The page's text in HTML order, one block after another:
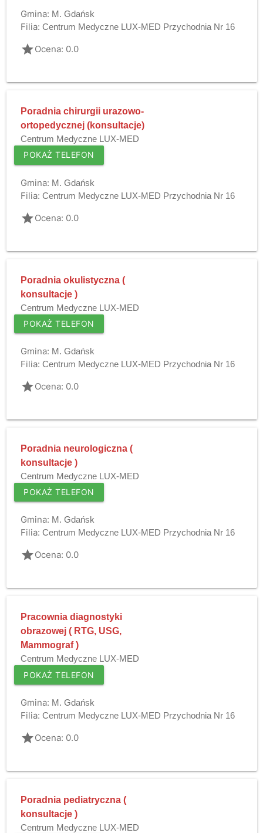
Gmina: M. Gdańsk
Filia: Centrum Medyczne LUX-MED Przychodnia Nr 16
gradeOcena: 0.0
Poradnia chirurgii urazowo-
ortopedycznej (konsultacje)
Centrum Medyczne LUX-MED
POKAŻ TELEFON
Gmina: M. Gdańsk
Filia: Centrum Medyczne LUX-MED Przychodnia Nr 16
gradeOcena: 0.0
Poradnia okulistyczna (
konsultacje )
Centrum Medyczne LUX-MED
POKAŻ TELEFON
Gmina: M. Gdańsk
Filia: Centrum Medyczne LUX-MED Przychodnia Nr 16
gradeOcena: 0.0
Poradnia neurologiczna (
konsultacje )
Centrum Medyczne LUX-MED
POKAŻ TELEFON
Gmina: M. Gdańsk
Filia: Centrum Medyczne LUX-MED Przychodnia Nr 16
gradeOcena: 0.0
Pracownia diagnostyki
obrazowej ( RTG, USG,
Mammograf )
Centrum Medyczne LUX-MED
POKAŻ TELEFON
Gmina: M. Gdańsk
Filia: Centrum Medyczne LUX-MED Przychodnia Nr 16
gradeOcena: 0.0
Poradnia pediatryczna (
konsultacje )
Centrum Medyczne LUX-MED